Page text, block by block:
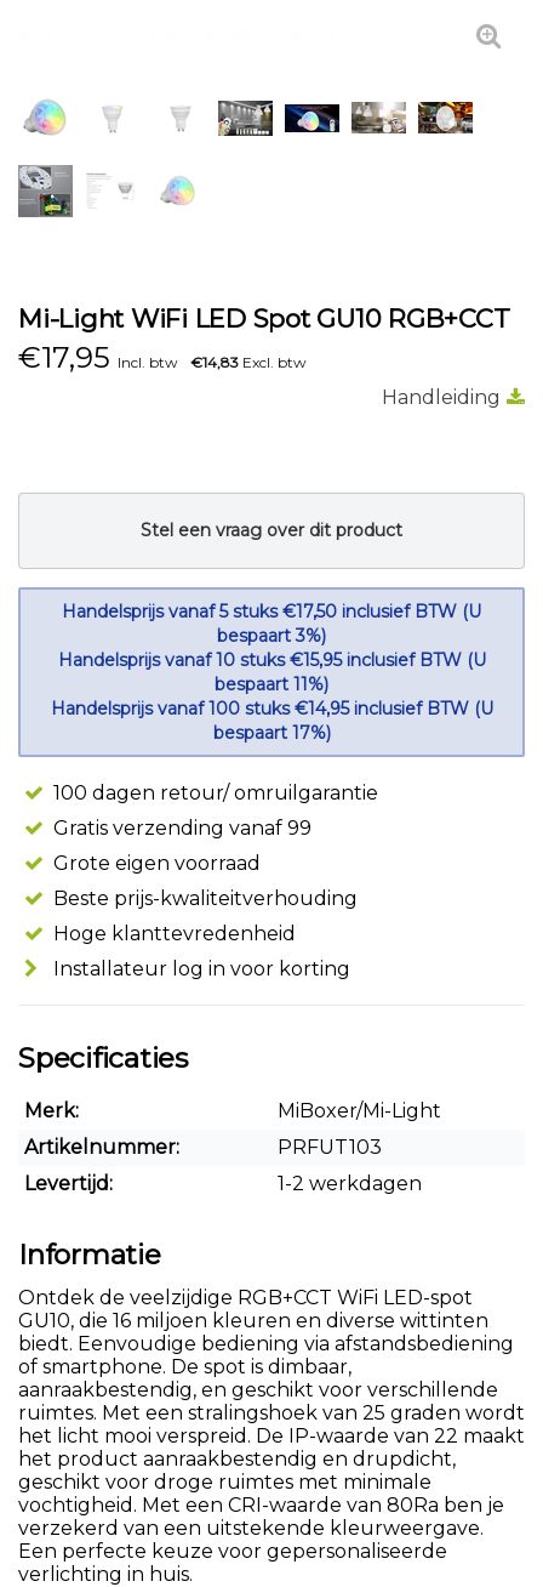
Mi-Light WiFi LED Spot GU10 RGB+CCT
€17,95 Incl. btw €14,83 Excl. btw
Handleiding
Stel een vraag over dit product
Handelsprijs vanaf 5 stuks €17,50 inclusief BTW (U
bespaart 3%)
Handelsprijs vanaf 10 stuks €15,95 inclusief BTW (U
bespaart 11%)
Handelsprijs vanaf 100 stuks €14,95 inclusief BTW (U
bespaart 17%)
100 dagen retour/ omruilgarantie
Gratis verzending vanaf 99
Grote eigen voorraad
Beste prijs-kwaliteitverhouding
Hoge klanttevredenheid
Installateur log in voor korting
Specificaties
Merk:
MiBoxer/Mi-Light
Artikelnummer:
PRFUT103
Levertijd:
1-2 werkdagen
Informatie
Ontdek de veelzijdige RGB+CCT WiFi LED-spot
GU10, die 16 miljoen kleuren en diverse wittinten
biedt. Eenvoudige bediening via afstandsbediening
of smartphone. De spot is dimbaar,
aanraakbestendig, en geschikt voor verschillende
ruimtes. Met een stralingshoek van 25 graden wordt
het licht mooi verspreid. De IP-waarde van 22 maakt
het product aanraakbestendig en drupdicht,
geschikt voor droge ruimtes met minimale
vochtigheid. Met een CRI-waarde van 80Ra ben je
verzekerd van een uitstekende kleurweergave.
Een perfecte keuze voor gepersonaliseerde
verlichting in huis.